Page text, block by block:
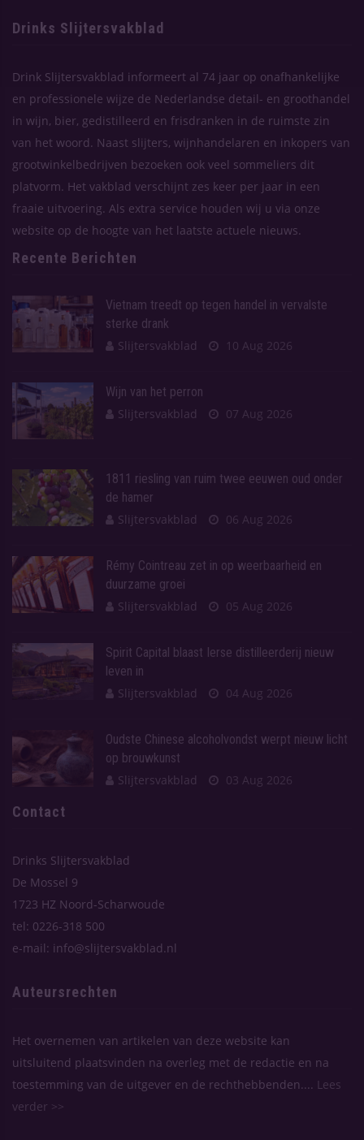
Drinks Slijtersvakblad
Drink Slijtersvakblad informeert al 74 jaar op onafhankelijke
en professionele wijze de Nederlandse detail- en groothandel
in wijn, bier, gedistilleerd en frisdranken in de ruimste zin
van het woord. Naast slijters, wijnhandelaren en inkopers van
grootwinkelbedrijven bezoeken ook veel sommeliers dit
platvorm. Het vakblad verschijnt zes keer per jaar in een
fraaie uitvoering. Als extra service houden wij u via onze
website op de hoogte van het laatste actuele nieuws.
Recente Berichten
Vietnam treedt op tegen handel in vervalste
sterke drank
Slijtersvakblad
10 Aug 2026
Wijn van het perron
Slijtersvakblad
07 Aug 2026
1811 riesling van ruim twee eeuwen oud onder
de hamer
Slijtersvakblad
06 Aug 2026
Rémy Cointreau zet in op weerbaarheid en
duurzame groei
Slijtersvakblad
05 Aug 2026
Spirit Capital blaast Ierse distilleerderij nieuw
leven in
Slijtersvakblad
04 Aug 2026
Oudste Chinese alcoholvondst werpt nieuw licht
op brouwkunst
Slijtersvakblad
03 Aug 2026
Contact
Drinks Slijtersvakblad
De Mossel 9
1723 HZ Noord-Scharwoude
tel: 0226-318 500
e-mail: info@slijtersvakblad.nl
Auteursrechten
Het overnemen van artikelen van deze website kan
uitsluitend plaatsvinden na overleg met de redactie en na
toestemming van de uitgever en de rechthebbenden....
Lees
verder >>